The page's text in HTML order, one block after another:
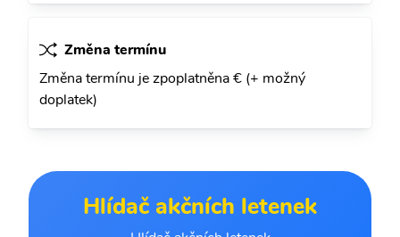
Změna termínu
Změna termínu je zpoplatněna € (+ možný
doplatek)
Hlídač akčních letenek